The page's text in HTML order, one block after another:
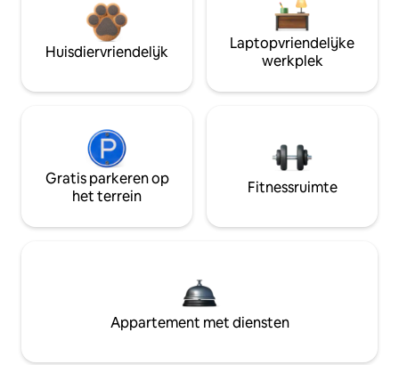
Huisdiervriendelijk
Laptopvriendelijke
werkplek
Gratis parkeren op
het terrein
Fitnessruimte
Appartement met diensten